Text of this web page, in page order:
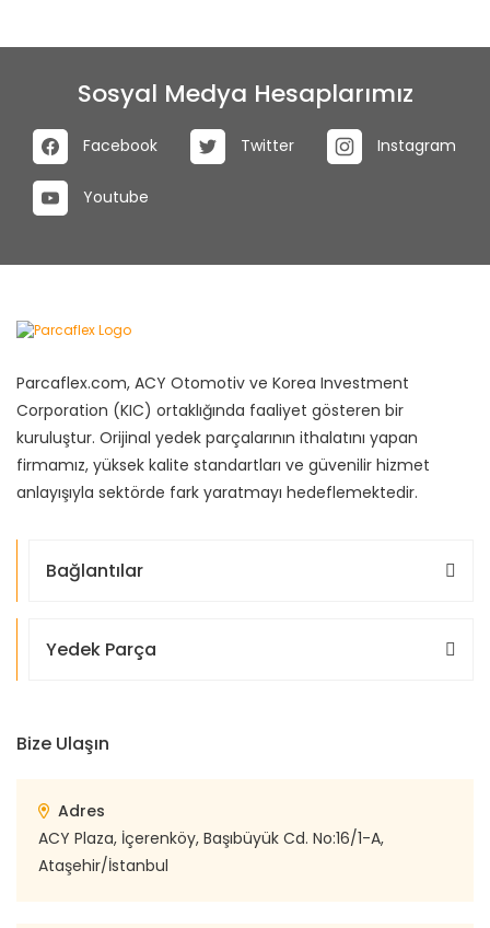
Sosyal Medya Hesaplarımız
Facebook Twitter Instagram
Youtube
Parcaflex.com, ACY Otomotiv ve Korea Investment
Corporation (KIC) ortaklığında faaliyet gösteren bir
kuruluştur. Orijinal yedek parçalarının ithalatını yapan
firmamız, yüksek kalite standartları ve güvenilir hizmet
anlayışıyla sektörde fark yaratmayı hedeflemektedir.
Bağlantılar
Yedek Parça
Bize Ulaşın
Adres
ACY Plaza, İçerenköy, Başıbüyük Cd. No:16/1-A,
Ataşehir/İstanbul